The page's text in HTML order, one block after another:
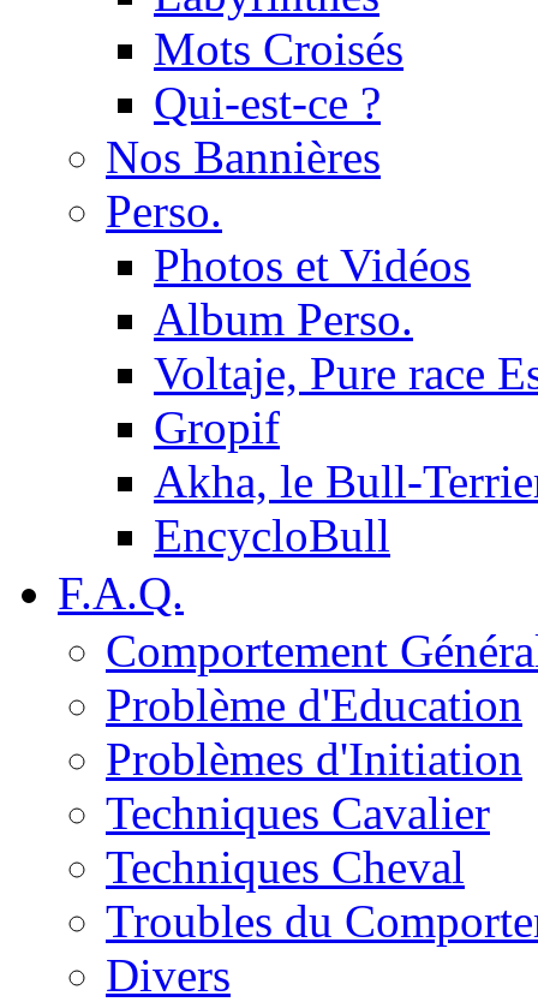
Mots Croisés
Qui-est-ce ?
Nos Bannières
Perso.
Photos et Vidéos
Album Perso.
Voltaje, Pure race
Gropif
Akha, le Bull-
EncycloBull
F.A.Q.
Comportement
Problème d'Education
Problèmes d'Initiation
Techniques Cavalier
Techniques Cheval
Troubles du
Divers